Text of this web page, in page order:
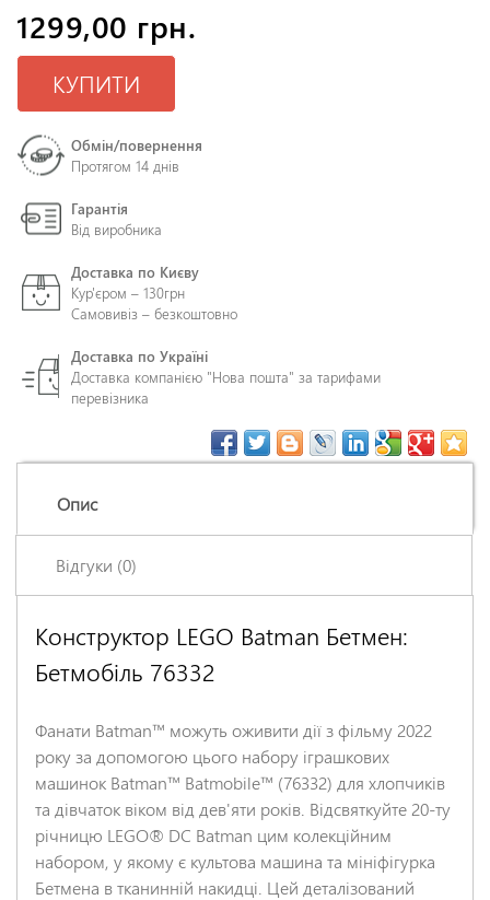
1299,00 грн.
КУПИТИ
Обмін/повернення
Протягом 14 днів
Гарантія
Від виробника
Доставка по Києву
Кур'єром – 130грн
Самовивіз – безкоштовно
Доставка по Україні
Доставка компанією "Нова пошта" за тарифами
перевізника
Опис
Відгуки (0)
Конструктор LEGO Batman Бетмен:
Бетмобіль 76332
Фанати Batman™ можуть оживити дії з фільму 2022
року за допомогою цього набору іграшкових
машинок Batman™ Batmobile™ (76332) для хлопчиків
та дівчаток віком від дев'яти років. Відсвяткуйте 20-ту
річницю LEGO® DC Batman цим колекційним
набором, у якому є культова машина та мініфігурка
Бетмена в тканинній накидці. Цей деталізований
Залишіть відгук про цей товар першими
*
Ім'я
*
Заголовок відгуку
*
Відгук